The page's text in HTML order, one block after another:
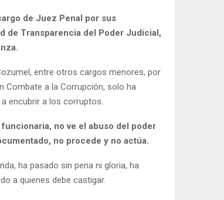
de Juez Penal por sus
de Transparencia del Poder Judicial,
entre otros cargos menores, por
Combate a la Corrupción, solo ha
encubrir a los corruptos.
no ve el abuso del poder
no procede y no actúa.
ha pasado sin pena ni gloria, ha
a quienes debe castigar.